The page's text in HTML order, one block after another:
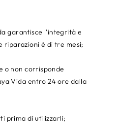
garantisce l'integrità e
riparazioni è di tre mesi;
o non corrisponde
Vida entro 24 ore dalla
prima di utilizzarli;